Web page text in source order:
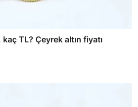
TL? Çeyrek altın fiyatı